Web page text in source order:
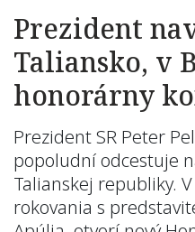
Prezident
Taliansko, v
honorárny
Prezident SR Peter
popoludní odcestuje
Talianskej republiky.
rokovania s